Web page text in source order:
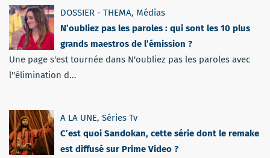
DOSSIER - THEMA, Médias
N’oubliez pas les paroles : qui sont les 10 plus
grands maestros de l’émission ?
Une page s'est tournée dans N'oubliez pas les paroles avec
l''élimination d...
A LA UNE, Séries Tv
C’est quoi Sandokan, cette série dont le remake
est diffusé sur Prime Video ?